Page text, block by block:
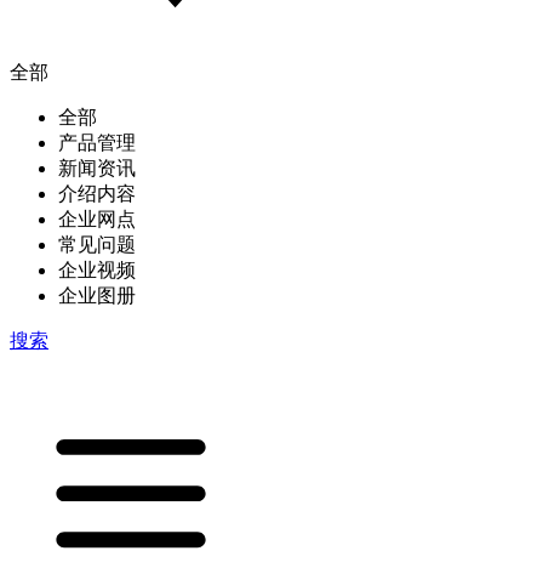
全部
全部
产品管理
新闻资讯
介绍内容
企业网点
常见问题
企业视频
企业图册
搜索